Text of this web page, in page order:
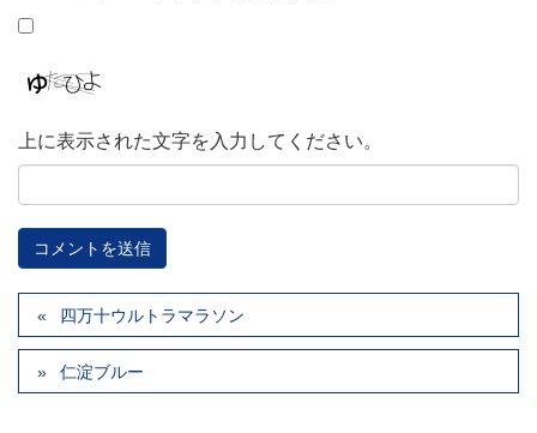
上に表示された文字を入力してください。
四万十ウルトラマラソン
仁淀ブルー